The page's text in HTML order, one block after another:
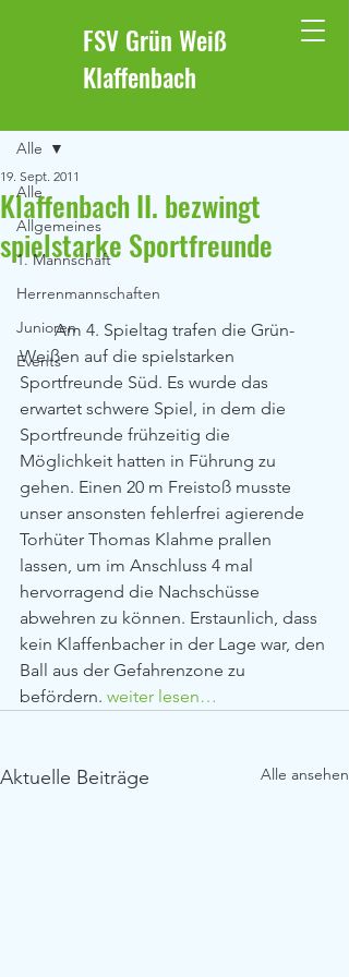
FSV Grün Weiß
Klaffenbach
Alle
Allgemeines
1. Mannschaft
Herrenmannschaften
Junioren
Events
Alle
Klaffenbach II. bezwingt
spielstarke Sportfreunde
19. Sept. 2011
        Am 4. Spieltag trafen die Grün-
Weißen auf die spielstarken
Sportfreunde Süd. Es wurde das
erwartet schwere Spiel, in dem die
Sportfreunde frühzeitig die
Möglichkeit hatten in Führung zu
gehen. Einen 20 m Freistoß musste
unser ansonsten fehlerfrei agierende
Torhüter Thomas Klahme prallen
lassen, um im Anschluss 4 mal
hervorragend die Nachschüsse
abwehren zu können. Erstaunlich, dass
kein Klaffenbacher in der Lage war, den
Ball aus der Gefahrenzone zu
befördern. weiter lesen…
Aktuelle Beiträge Alle ansehen